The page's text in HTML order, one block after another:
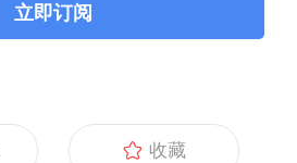
立即订阅
收藏